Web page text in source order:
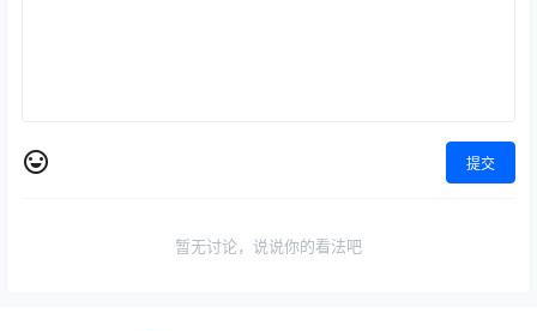
提交
暂无讨论，说说你的看法吧